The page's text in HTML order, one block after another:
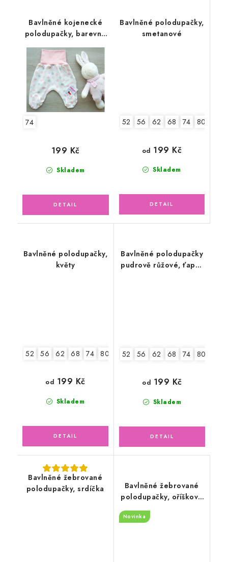
Bavlněné kojenecké
polodupačky, barevné
74
Skladem
199 Kč
Bavlněné polodupačky,
smetanové
52 56 62 68 74 80
Skladem
od 199 Kč
Bavlněné polodupačky,
květy
52 56 62 68 74 80
Skladem
od 199 Kč
Bavlněné polodupačky
pudrově růžové, ťapky
52 56 62 68 74 80
Skladem
od 199 Kč
Bavlněné žebrované
polodupačky, srdíčka
Bavlněné žebrované
polodupačky, oříškové
Novinka